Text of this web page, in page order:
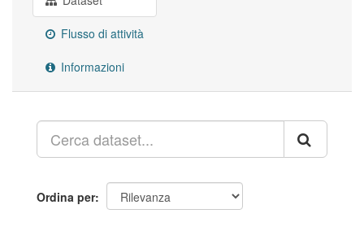
Flusso di attività
Informazioni
Ordina per